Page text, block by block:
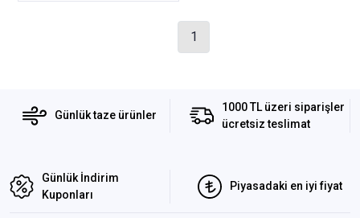
1
Günlük taze ürünler
1000 TL üzeri siparişler
ücretsiz teslimat
Günlük İndirim
Kuponları
Piyasadaki en iyi fiyat